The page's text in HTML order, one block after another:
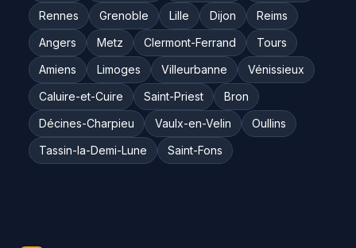
Rennes
Grenoble Lille Dijon
Reims
Angers
Metz Clermont-Ferrand
Tours
Amiens
Limoges Villeurbanne
Vénissieux
Caluire-et-Cuire
Saint-Priest
Bron
Décines-Charpieu
Vaulx-en-Velin
Oullins
Tassin-la-Demi-Lune
Saint-Fons